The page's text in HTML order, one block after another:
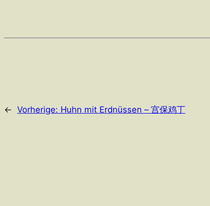
← Vorherige: Huhn mit Erdnüssen – 宫保鸡丁